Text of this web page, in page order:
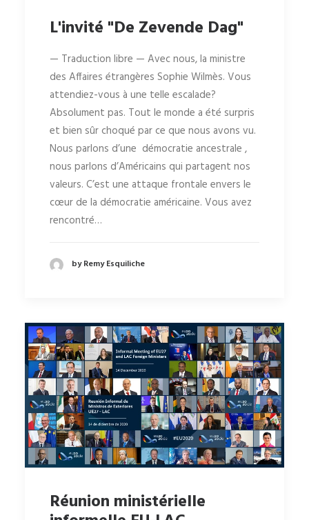
L'invité "De Zevende Dag"
— Traduction libre — Avec nous, la ministre
des Affaires étrangères Sophie Wilmès. Vous
attendiez-vous à une telle escalade?
Absolument pas. Tout le monde a été surpris
et bien sûr choqué par ce que nous avons vu.
Nous parlons d’une démocratie ancestrale ,
nous parlons d’Américains qui partagent nos
valeurs. C’est une attaque frontale envers le
cœur de la démocratie américaine. Vous avez
rencontré…
by Remy Esquiliche
Réunion ministérielle